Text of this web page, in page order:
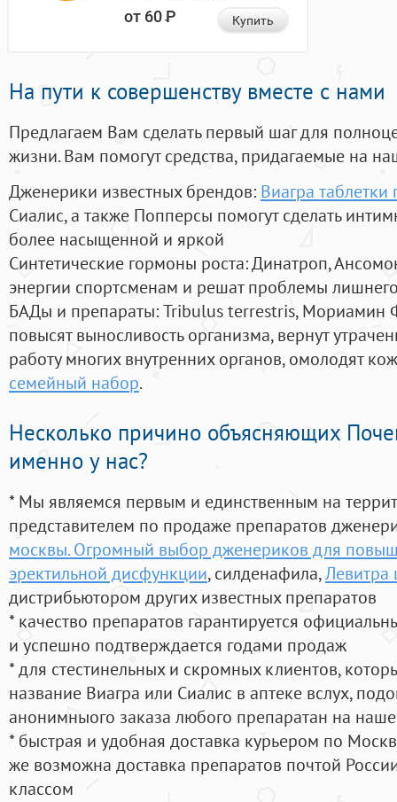
от 60Р Купить
На пути к совершенству вместе с нами
Предлагаем Вам сделать первый шаг для
жизни. Вам помогут средства, придагаемые на
Дженерики известных брендов: Виагра
Сиалис, а также Попперсы помогут сделать
более насыщенной и яркой
Синтетические гормоны роста: Динатроп,
энергии спортсменам и решат проблемы
БАДы и препараты:Tribulus terrestris, Мориамин
повысят выносливость организма, вернут
работу многих внутренних органов, омолодят
семейный набор.
Несколько причино объясняющих
именно у нас?
* Мы являемся первым и единственным на
представителем по продаже препаратов
москвы. Огромный выбор дженериков для
эректильной дисфункции, силденафила,Левитра
дистрибьютором других известных препаратов
* качество препаратов гарантируется
и успешно подтверждается годами продаж
* для стестинельных и скромных клиентов,
название Виагра или Сиалис в аптеке вслух,
анонимныого заказа любого препаратан на
* быстрая и удобная доставка курьером по
же возможна доставка препаратов почтой
классом